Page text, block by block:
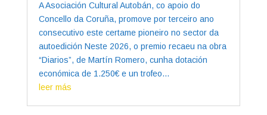
A Asociación Cultural Autobán, co apoio do
Concello da Coruña, promove por terceiro ano
consecutivo este certame pioneiro no sector da
autoedición Neste 2026, o premio recaeu na obra
“Diarios”, de Martín Romero, cunha dotación
económica de 1.250€ e un trofeo...
leer más